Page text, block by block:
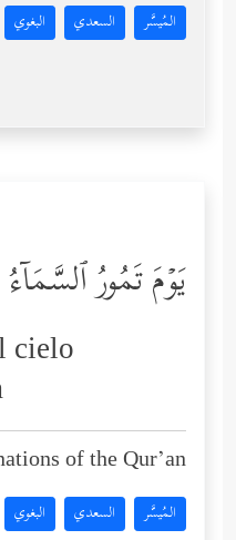
المُيسَّر السعدي البغوي
یَوۡمَ تَمُورُ ٱلسَّمَاۤءُ
cielo
of the Qur’an:
المُيسَّر السعدي البغوي